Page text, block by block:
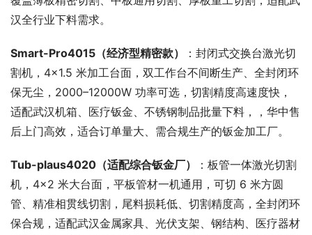
汉全行业下料需求。
Smart-Pro4015 （经济型精密款）
：封闭式交换台激光切
割机，4×1.5 米加工台面，双工作台不间断生产、全封闭环
保无尘，2000–12000W 功率可选，切割精度高速度快，
适配武汉机箱、医疗钣金、不锈钢制品批量下料，，华中售
后上门高效，适合订单量大、需合规生产的钣金加工厂。
Tub-plaus4020 （适配综合钣金厂）
：板管一体激光切割
机，4×2 米大台面，平板管材一机通用，可切 6 米方圆
管、精准相贯线切割，尾料损耗低、切割精度高，全封闭环
保合规，适配武汉金属家具、光伏支架、钢结构、医疗器材